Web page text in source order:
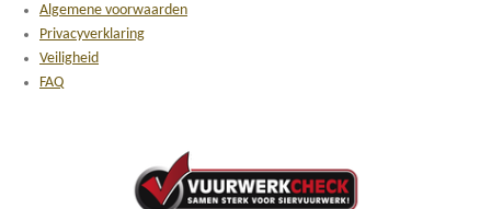
Algemene voorwaarden
Privacyverklaring
Veiligheid
FAQ